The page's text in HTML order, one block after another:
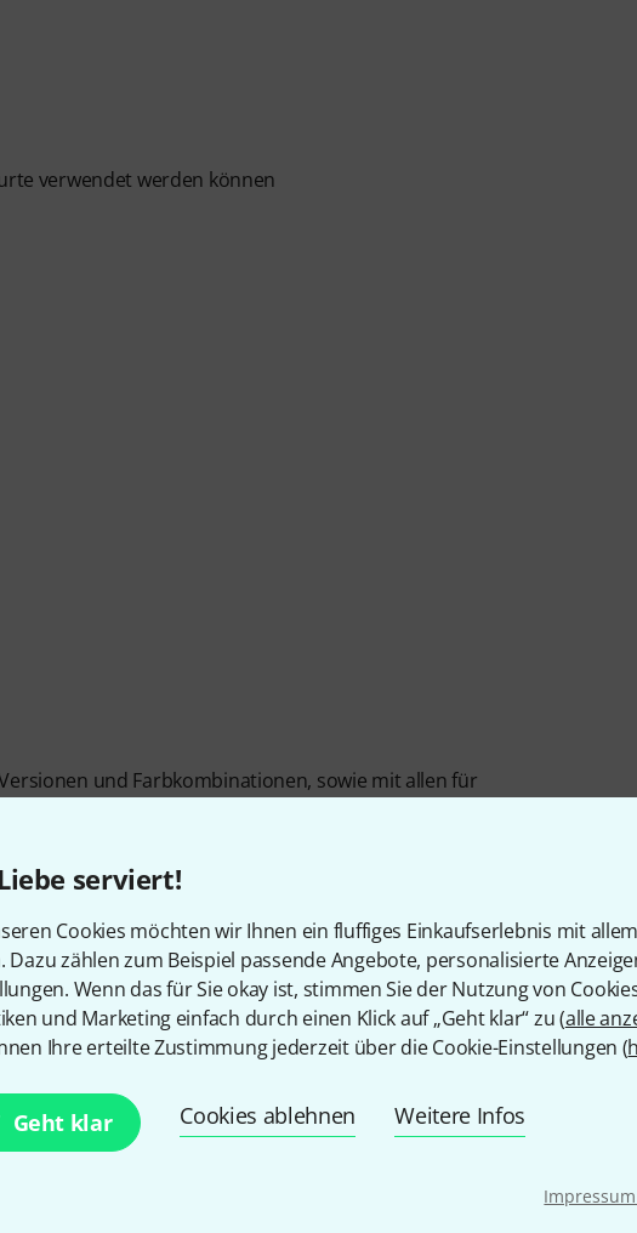
serviert!
Cookies möchten wir Ihnen ein fluffiges Einkaufserlebnis mit
Dazu zählen zum Beispiel passende Angebote, personalisierte
Wenn das für Sie okay ist, stimmen Sie der Nutzung von
und Marketing einfach durch einen Klick auf „Geht klar“ zu (alle
Ihre erteilte Zustimmung jederzeit über die Cookie-Einstellungen (
Geht klar Cookies ablehnen Weitere Infos
Impressum
verwendet werden können
und Farbkombinationen, sowie mit allen für
auf Anfrage). Die Lieferzeit beträgt in der Regel ca. 5
in unserem Hause erhältlich. Wenden Sie sich
um Ihr individuelles Angebot zu
Artikelnummer 391790